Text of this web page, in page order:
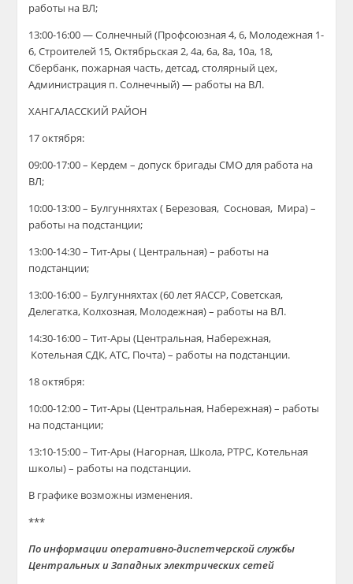
работы на ВЛ;
13:00-16:00 — Солнечный (Профсоюзная 4, 6, Молодежная 1-
6, Строителей 15, Октябрьская 2, 4а, 6а, 8а, 10а, 18,
Сбербанк, пожарная часть, детсад, столярный цех,
Администрация п. Солнечный) — работы на ВЛ.
ХАНГАЛАССКИЙ РАЙОН
17 октября:
09:00-17:00 – Кердем – допуск бригады СМО для работа на
ВЛ;
10:00-13:00 – Булгунняхтах ( Березовая, Сосновая, Мира) –
работы на подстанции;
13:00-14:30 – Тит-Ары ( Центральная) – работы на
подстанции;
13:00-16:00 – Булгунняхтах (60 лет ЯАССР, Советская,
Делегатка, Колхозная, Молодежная) – работы на ВЛ.
14:30-16:00 – Тит-Ары (Центральная, Набережная,
Котельная СДК, АТС, Почта) – работы на подстанции.
18 октября:
10:00-12:00 – Тит-Ары (Центральная, Набережная) – работы
на подстанции;
13:10-15:00 – Тит-Ары (Нагорная, Школа, РТРС, Котельная
школы) – работы на подстанции.
В графике возможны изменения.
***
По информации оперативно-диспетчерской службы
Центральных и Западных электрических сетей